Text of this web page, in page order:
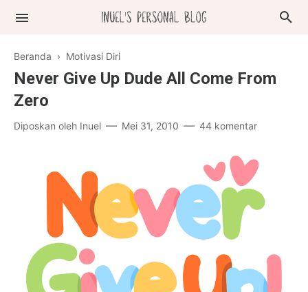
Beranda › Motivasi Diri
Never Give Up Dude All Come From
Zero
Diposkan oleh Inuel Mei 31, 2010 44 komentar